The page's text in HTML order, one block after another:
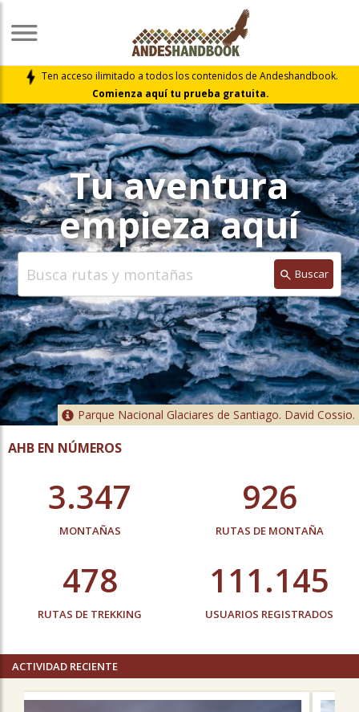
Ten acceso ilimitado a todos los contenidos de Andeshandbook.
Comienza aquí tu prueba gratuita.
Parque Nacional Glaciares de Santiago. David Cossio.
Tu aventura
empieza aquí
Buscar
AHB EN NÚMEROS
3.347
MONTAÑAS
926
RUTAS DE MONTAÑA
478
RUTAS DE TREKKING
111.145
USUARIOS REGISTRADOS
ACTIVIDAD RECIENTE
Previous